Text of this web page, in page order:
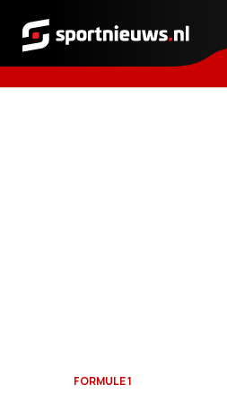
Sportnieuws.nl
FORMULE 1